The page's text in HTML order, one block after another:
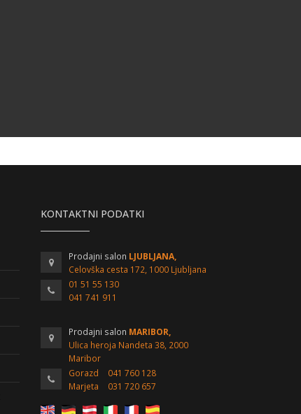
KONTAKTNI PODATKI
Prodajni salon LJUBLJANA,
Celovška cesta 172, 1000 Ljubljana
01 51 55 130
041 741 911
Prodajni salon MARIBOR,
Ulica heroja Nandeta 38, 2000
Maribor
Gorazd
041 760 128
Marjeta
031 720 657